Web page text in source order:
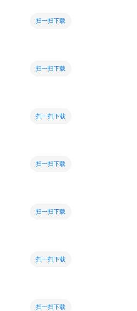
扫一扫下载
扫一扫下载
扫一扫下载
扫一扫下载
扫一扫下载
扫一扫下载
扫一扫下载